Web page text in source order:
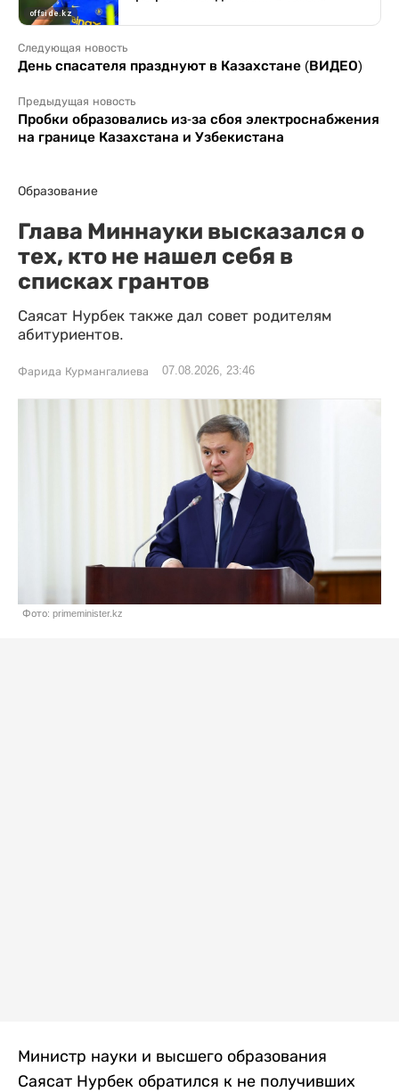
Следующая новость
День спасателя празднуют в Казахстане (ВИДЕО)
Предыдущая новость
Пробки образовались из-за сбоя электроснабжения
на границе Казахстана и Узбекистана
Образование
Глава Миннауки высказался о
тех, кто не нашел себя в
списках грантов
Саясат Нурбек также дал совет родителям
абитуриентов.
Фарида Курмангалиева 07.08.2026, 23:46
Фото: primeminister.kz
Министр науки и высшего образования
Саясат Нурбек обратился к не получивших